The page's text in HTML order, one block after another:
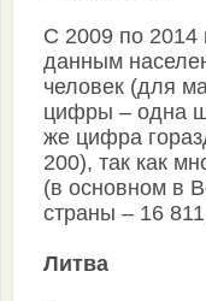
С 2009 по 2014
данным
человек (для
цифры – одна
же цифра
200), так как
(в основном в
страны – 16
Литва